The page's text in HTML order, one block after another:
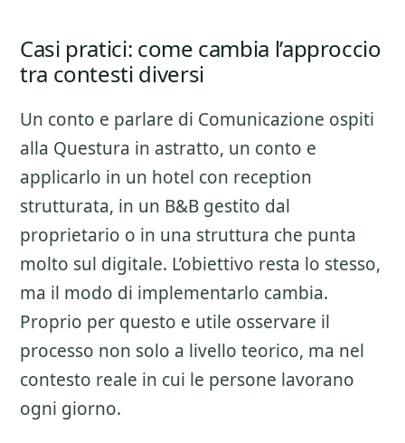
Casi pratici: come cambia l’approccio
tra contesti diversi
Un conto e parlare di Comunicazione ospiti
alla Questura in astratto, un conto e
applicarlo in un hotel con reception
strutturata, in un B&B gestito dal
proprietario o in una struttura che punta
molto sul digitale. L’obiettivo resta lo stesso,
ma il modo di implementarlo cambia.
Proprio per questo e utile osservare il
processo non solo a livello teorico, ma nel
contesto reale in cui le persone lavorano
ogni giorno.